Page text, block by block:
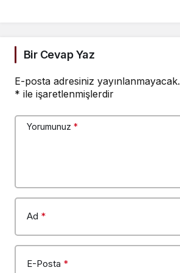
Bir Cevap Yaz
E-posta adresiniz yayınlanmayacak.
* ile işaretlenmişlerdir
Yorumunuz *
Ad *
E-Posta *